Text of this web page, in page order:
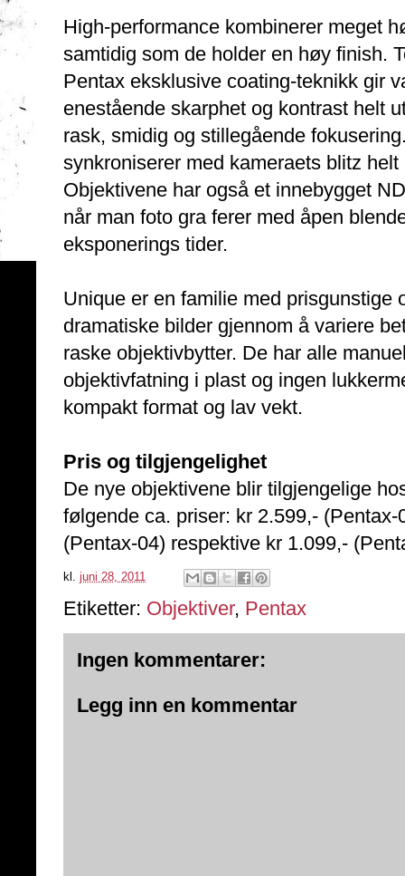
High-performance kombinerer meget
samtidig som de holder en høy finish.
Pentax eksklusive coating-teknikk gir
enestående skarphet og kontrast helt
rask, smidig og stillegående
synkroniserer med kameraets blitz
Objektivene har også et innebygget
når man foto gra ferer med åpen
eksponerings tider.
Unique er en familie med prisgunstige
dramatiske bilder gjennom å variere
raske objektivbytter. De har alle
objektivfatning i plast og ingen
kompakt format og lav vekt.
Pris og tilgjengelighet
De nye objektivene blir tilgjengelige
følgende ca. priser: kr 2.599,-
(Pentax-04) respektive kr 1.099,-
kl. juni 28, 2011
Etiketter: Objektiver, Pentax
Ingen kommentarer:
Legg inn en kommentar